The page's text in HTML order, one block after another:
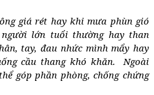
giá rét hay khi mưa phùn gió
lớn tuổi thường hay than
tay, đau nhức mình mẩy hay
cầu thang khó khăn. Ngoài
góp phần phòng, chống chứng